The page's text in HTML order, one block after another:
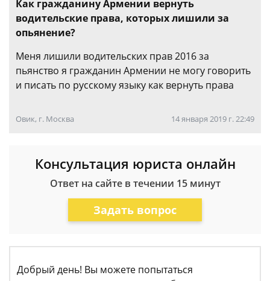
Как гражданину Армении вернуть
водительские права, которых лишили за
опьянение?
Меня лишили водительских прав 2016 за
пьянство я гражданин Армении не могу говорить
и писать по русскому языку как вернуть права
Овик, г. Москва 14 января 2019 г. 22:49
Консультация юриста онлайн
Ответ на сайте в течении 15 минут
Задать вопрос
Добрый день! Вы можете попытаться